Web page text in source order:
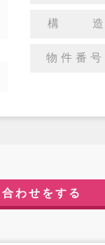
構 造
物件番号
わせをする